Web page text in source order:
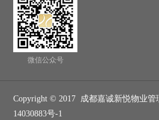
微信公众号
Copyright © 2017 成都嘉诚新悦物业管
14030883号-1